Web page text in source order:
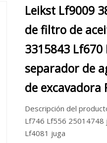
Leikst Lf9009
de filtro de
3315843
separador de
de excavadora
Descripción del
Lf746 Lf556
Lf4081 juga